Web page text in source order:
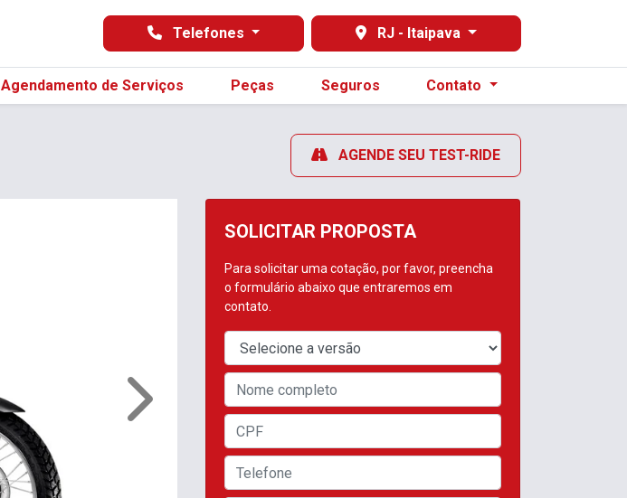
Telefones RJ - Itaipava
Agendamento de Serviços Peças Seguros Contato
AGENDE SEU TEST-RIDE
SOLICITAR PROPOSTA
Para solicitar uma cotação, por favor, preencha
o formulário abaixo que entraremos em
contato.
Próximo